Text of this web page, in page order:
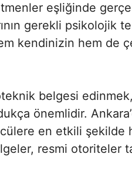
eşliğinde
gerekli psikolojik
kendinizin hem de
belgesi
önemlidir.
en etkili şekilde
resmi otoriteler